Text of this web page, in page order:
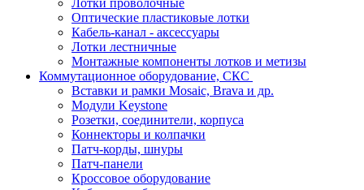
Лотки проволочные
Оптические пластиковые лотки
Кабель-канал - аксессуары
Лотки лестничные
Монтажные компоненты лотков и метизы
Коммутационное оборудование, СКС
Вставки и рамки Mosaic, Brava и др.
Модули Keystone
Розетки, соединители, корпуса
Коннекторы и колпачки
Патч-корды, шнуры
Патч-панели
Кроссовое оборудование